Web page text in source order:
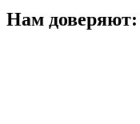
Нам доверяют: